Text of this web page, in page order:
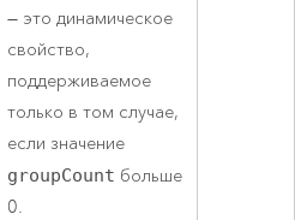
— это динамическое
свойство,
поддерживаемое
только в том случае,
если значение
groupCount больше
0.